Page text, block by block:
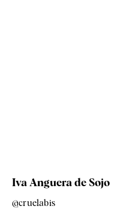
Iva Anguera de Sojo
@cruelabis